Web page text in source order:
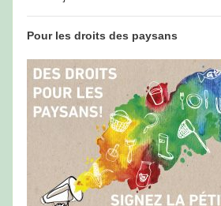
Pour les droits des paysans